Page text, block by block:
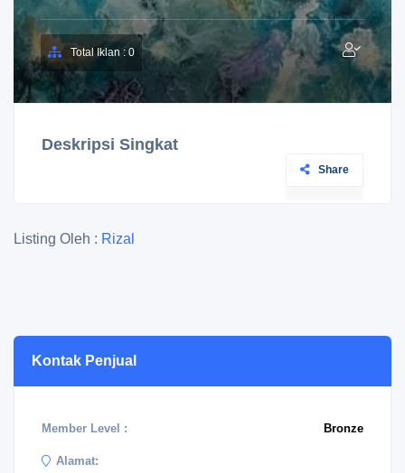
Total Iklan : 0
Deskripsi Singkat
Share
Listing Oleh : Rizal
Kontak Penjual
Member Level : Bronze
Alamat: